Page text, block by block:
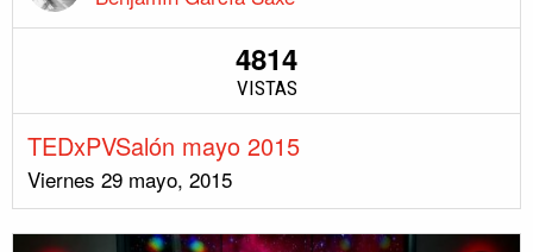
4814
VISTAS
TEDxPVSalón mayo 2015
Viernes 29 mayo, 2015